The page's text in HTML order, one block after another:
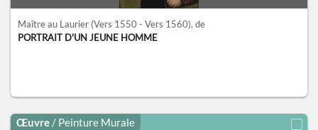
Maître au Laurier (Vers 1550 - Vers 1560), de
PORTRAIT D'UN JEUNE HOMME
Œuvre / Peinture Murale